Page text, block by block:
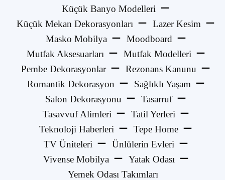
Küçük Banyo Modelleri
Küçük Mekan Dekorasyonları
Lazer Kesim
Masko Mobilya
Moodboard
Mutfak Aksesuarları
Mutfak Modelleri
Pembe Dekorasyonlar
Rezonans Kanunu
Romantik Dekorasyon
Sağlıklı Yaşam
Salon Dekorasyonu
Tasarruf
Tasavvuf Alimleri
Tatil Yerleri
Teknoloji Haberleri
Tepe Home
TV Üniteleri
Ünlülerin Evleri
Vivense Mobilya
Yatak Odası
Yemek Odası Takımları